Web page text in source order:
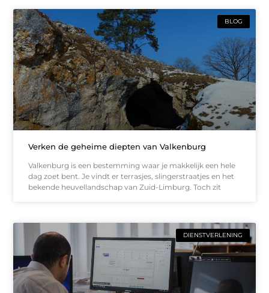
BLOG
Verken de geheime diepten van Valkenburg
Valkenburg is een bestemming waar je makkelijk een hele
dag zoet bent. Je vindt er terrasjes, slingerstraatjes en het
bekende heuvellandschap van Zuid-Limburg. Toch zit
DIENSTVERLENING